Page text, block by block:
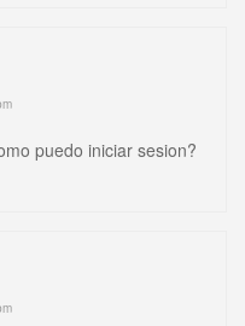
puedo iniciar sesion?